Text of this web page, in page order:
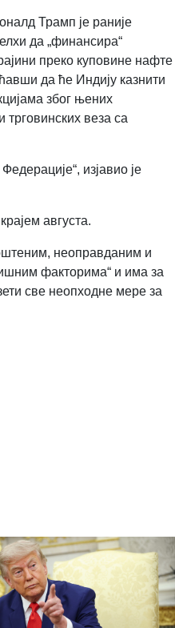
Трамп је раније
да „финансира“
преко куповине нафте
да ће Индију казнити
због њених
веза са
изјавио је
августа.
неоправданим и
факторима“ и има за
све неопходне мере за